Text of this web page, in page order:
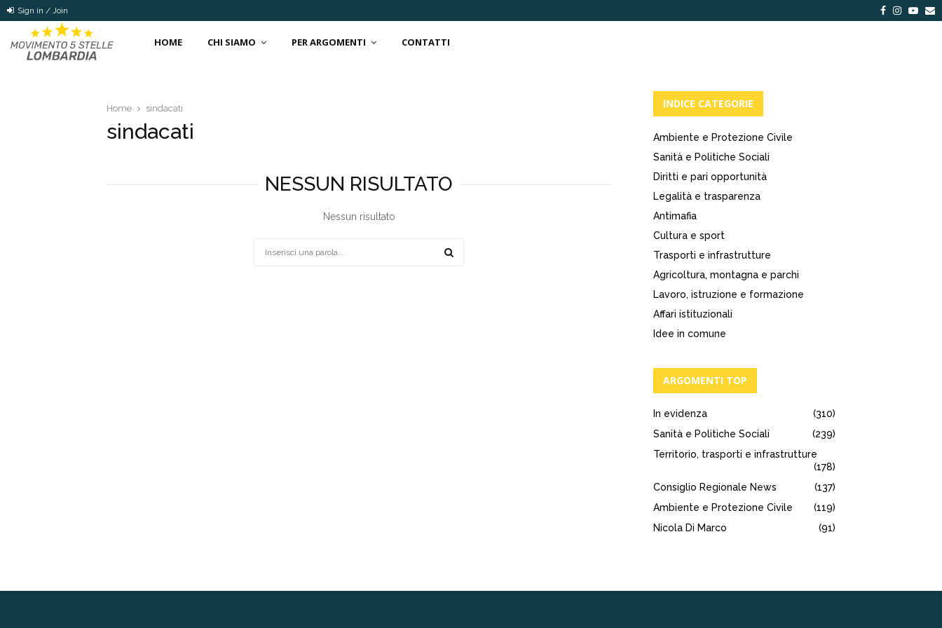
Sign in / Join Facebook
HOME CHI SIAMO PER ARGOMENTI CONTATTI
Home sindacati
sindacati
NESSUN RISULTATO
Nessun risultato
INDICE CATEGORIE
Ambiente e Protezione Civile
Sanità e Politiche Sociali
Diritti e pari opportunità
Legalità e trasparenza
Antimafia
Cultura e sport
Trasporti e infrastrutture
Agricoltura, montagna e parchi
Lavoro, istruzione e formazione
Affari istituzionali
Idee in comune
ARGOMENTI TOP
In evidenza
(310)
Sanità e Politiche Sociali
(239)
Territorio, trasporti e infrastrutture
(178)
Consiglio Regionale News
(137)
Ambiente e Protezione Civile
(119)
Nicola Di Marco
(91)